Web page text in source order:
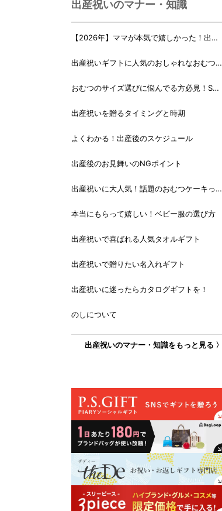
出産祝いのマナー・知識
【2026年】ママが本気で嬉しかった！出産
出産祝いギフトに人気のおしゃれなおむつケ
おむつのサイズ選びに悩んでる方必見！Sサ
出産祝いを贈るタイミングと時期
よくわかる！出産後のスケジュール
出産後のお見舞いのNGポイント
出産祝いに大人気！話題のおむつケーキっ
本当にもらって嬉しい！ベビー服の選び方
出産祝いで喜ばれる人気タオルギフト
出産祝いで贈りたい名入れギフト
出産祝いに迷ったらカタログギフトを！
のしについて
出産祝いのマナー・知識をもっと見る 〉